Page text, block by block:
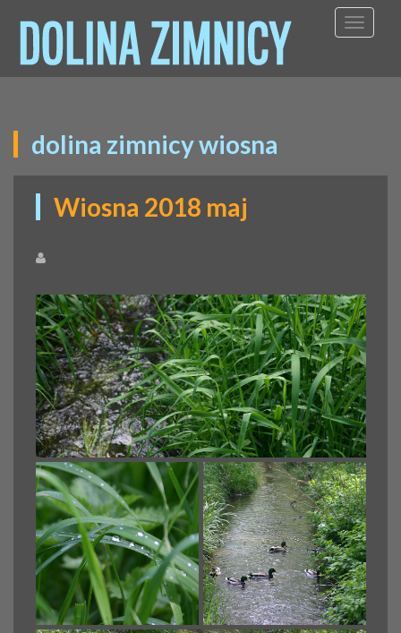
dolina zimnicy wiosna
Wiosna 2018 maj